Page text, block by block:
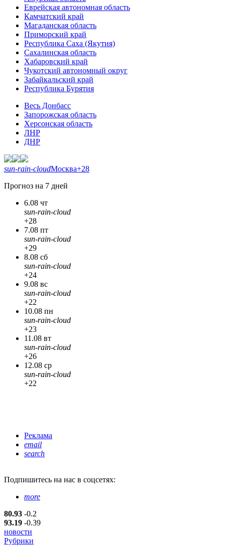
Еврейская автономная область
Камчатский край
Магаданская область
Приморский край
Республика Саха (Якутия)
Сахалинская область
Хабаровский край
Чукотский автономный округ
Забайкальский край
Республика Бурятия
Весь Донбасс
Запорожская область
Херсонская область
ЛНР
ДНР
sun-rain-cloudМосква+28
Прогноз на 7 дней
6.08 чт
sun-rain-cloud
+28
7.08 пт
sun-rain-cloud
+29
8.08 сб
sun-rain-cloud
+24
9.08 вс
sun-rain-cloud
+22
10.08 пн
sun-rain-cloud
+23
11.08 вт
sun-rain-cloud
+26
12.08 ср
sun-rain-cloud
+22
Реклама
email
search
Подпишитесь на нас в соцсетях:
more
80.93 -0.2
93.19 -0.39
новости
Рубрики